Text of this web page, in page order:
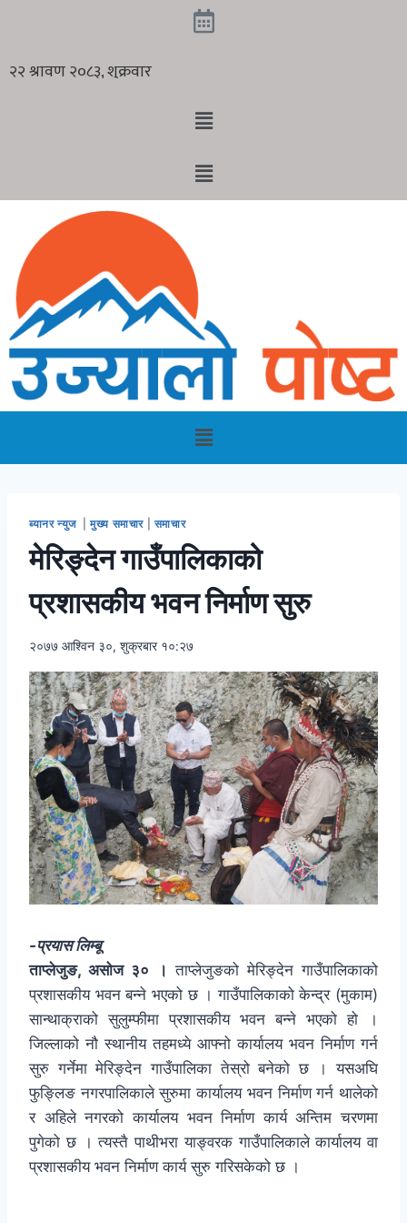
ब्यानर न्युज |मुख्य समाचार| समाचार
मेरिङ्देन गाउँपालिकाको
प्रशासकीय भवन निर्माण सुरु
२०७७ आश्विन ३०, शुक्रबार १०:२७
-प्रयास लिम्बू
ताप्लेजुङ, असोज ३० । ताप्लेजुङको मेरिङ्देन गाउँपालिकाको
प्रशासकीय भवन बन्ने भएको छ । गाउँपालिकाको केन्द्र (मुकाम)
सान्थाक्राको सुलुम्फीमा प्रशासकीय भवन बन्ने भएको हो ।
जिल्लाको नौ स्थानीय तहमध्ये आफ्नो कार्यालय भवन निर्माण गर्न
सुरु गर्नेमा मेरिङ्देन गाउँपालिका तेस्रो बनेको छ । यसअघि
फुङ्लिङ नगरपालिकाले सुरुमा कार्यालय भवन निर्माण गर्न थालेको
र अहिले नगरको कार्यालय भवन निर्माण कार्य अन्तिम चरणमा
पुगेको छ । त्यस्तै पाथीभरा याङ्वरक गाउँपालिकाले कार्यालय वा
प्रशासकीय भवन निर्माण कार्य सुरु गरिसकेको छ ।